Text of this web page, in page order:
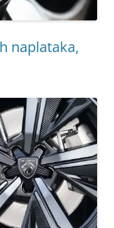
naplataka,